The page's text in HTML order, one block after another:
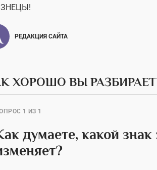
РЕДАКЦИЯ САЙТА
ХОРОШО ВЫ
1 ИЗ 1
думаете, какой